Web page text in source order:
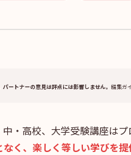
ートナーの意見は評点には影響しません。 編集ガ
中・高校、大学受験講座は
く、楽しく等しい学びを